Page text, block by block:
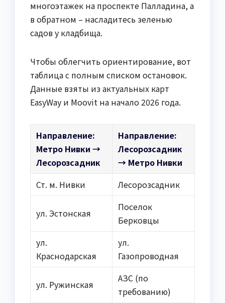
многоэтажек на проспекте Палладина, а
в обратном – насладитесь зеленью
садов у кладбища.
Чтобы облегчить ориентирование, вот
таблица с полным списком остановок.
Данные взяты из актуальных карт
EasyWay и Moovit на начало 2026 года.
Направление:
Метро Нивки →
Лесорозсадник
Направление:
Лесорозсадник
→ Метро Нивки
Ст. м. Нивки
Лесорозсадник
ул. Эстонская
Поселок
Берковцы
ул.
Краснодарская
ул.
Газопроводная
ул. Ружинская
АЗС (по
требованию)